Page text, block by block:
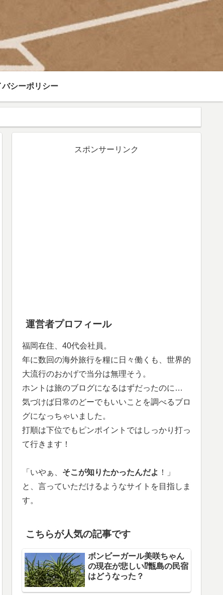
バシーポリシー
スポンサーリンク
運営者プロフィール
福岡在住、40代会社員。
年に数回の海外旅行を糧に日々働くも、世界的
大流行のおかげで当分は無理そう。
ホントは旅のブログになるはずだったのに…
気づけば日常のどーでもいいことを調べるブロ
グになっちゃいました。
打順は下位でもピンポイントではしっかり打っ
て行きます！
「いやぁ、 そこが知りたかったんだよ ！」
と、言っていただけるようなサイトを目指しま
す。
こちらが人気の記事です
ボンビーガール美咲ちゃん
の現在が悲しい⁉甑島の民宿
はどうなった？